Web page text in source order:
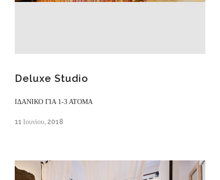
Deluxe Studio
ΙΔΑΝΙΚΟ ΓΙΑ 1-3 ΑΤΟΜΑ
11 Ιουνίου, 2018